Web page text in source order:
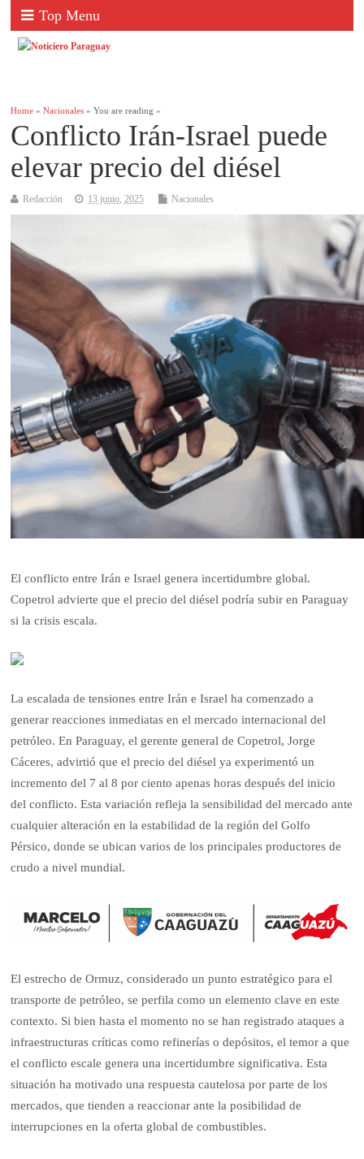
Top Menu
Home »Nacionales » You are reading »
Conflicto Irán-Israel puede
elevar precio del diésel
Redacción 13 junio, 2025 Nacionales
El conflicto entre Irán e Israel genera incertidumbre global.
Copetrol advierte que el precio del diésel podría subir en Paraguay
si la crisis escala.
La escalada de tensiones entre Irán e Israel ha comenzado a
generar reacciones inmediatas en el mercado internacional del
petróleo. En Paraguay, el gerente general de Copetrol, Jorge
Cáceres, advirtió que el precio del diésel ya experimentó un
incremento del 7 al 8 por ciento apenas horas después del inicio
del conflicto. Esta variación refleja la sensibilidad del mercado ante
cualquier alteración en la estabilidad de la región del Golfo
Pérsico, donde se ubican varios de los principales productores de
crudo a nivel mundial.
El estrecho de Ormuz, considerado un punto estratégico para el
transporte de petróleo, se perfila como un elemento clave en este
contexto. Si bien hasta el momento no se han registrado ataques a
infraestructuras críticas como refinerías o depósitos, el temor a que
el conflicto escale genera una incertidumbre significativa. Esta
situación ha motivado una respuesta cautelosa por parte de los
mercados, que tienden a reaccionar ante la posibilidad de
interrupciones en la oferta global de combustibles.